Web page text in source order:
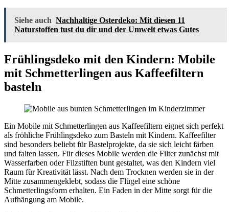
Siehe auch Nachhaltige Osterdeko: Mit diesen 11
Naturstoffen tust du dir und der Umwelt etwas Gutes
Frühlingsdeko mit den Kindern: Mobile
mit Schmetterlingen aus Kaffeefiltern
basteln
Ein Mobile mit Schmetterlingen aus Kaffeefiltern eignet sich perfekt
als fröhliche Frühlingsdeko zum Basteln mit Kindern. Kaffeefilter
sind besonders beliebt für Bastelprojekte, da sie sich leicht färben
und falten lassen. Für dieses Mobile werden die Filter zunächst mit
Wasserfarben oder Filzstiften bunt gestaltet, was den Kindern viel
Raum für Kreativität lässt. Nach dem Trocknen werden sie in der
Mitte zusammengeklebt, sodass die Flügel eine schöne
Schmetterlingsform erhalten. Ein Faden in der Mitte sorgt für die
Aufhängung am Mobile.